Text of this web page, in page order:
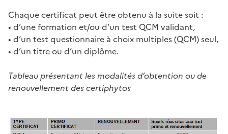
Chaque certificat peut être obtenu à la suite soit :
• d’une formation et/ou d’un test QCM validant,
• d’un test questionnaire à choix multiples (QCM) seul,
• d’un titre ou d’un diplôme.
Tableau présentant les modalités d’obtention ou de
renouvellement des certiphytos